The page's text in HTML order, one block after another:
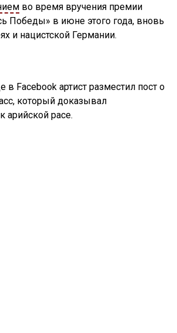
во время вручения премии
Победы» в июне этого года, вновь
и нацистской Германии.
в Facebook артист разместил пост о
который доказывал
арийской расе.